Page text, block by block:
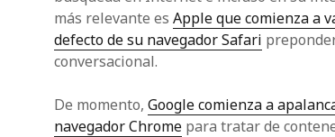
más relevante esApple que comienza a
defecto de su navegador Safari
conversacional.
De momento,Google comienza a
navegador Chrome para tratar de